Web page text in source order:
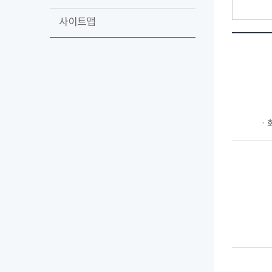
사이트맵
ㆍ